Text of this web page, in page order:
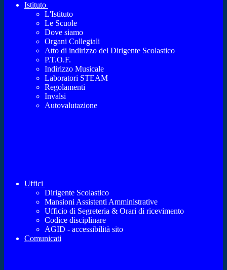
Istituto
L'Istituto
Le Scuole
Dove siamo
Organi Collegiali
Atto di indirizzo del Dirigente Scolastico
P.T.O.F.
Indirizzo Musicale
Laboratori STEAM
Regolamenti
Invalsi
Autovalutazione
Uffici
Dirigente Scolastico
Mansioni Assistenti Amministrative
Ufficio di Segreteria & Orari di ricevimento
Codice disciplinare
AGID - accessibilità sito
Comunicati